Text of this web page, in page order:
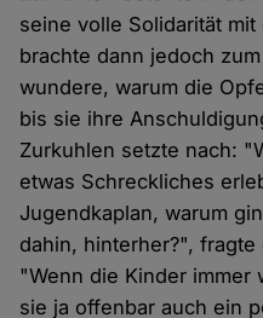
seine volle Solidarität
brachte dann jedoch
wundere, warum die
bis sie ihre
Zurkuhlen setzte nach:
etwas Schreckliches
Jugendkaplan, warum
dahin, hinterher?",
"Wenn die Kinder immer
sie ja offenbar auch ein